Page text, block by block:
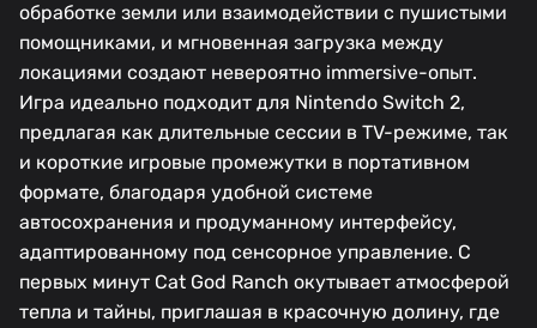
обработке земли или взаимодействии с пушистыми
помощниками, и мгновенная загрузка между
локациями создают невероятно immersive-опыт.
Игра идеально подходит для Nintendo Switch 2,
предлагая как длительные сессии в TV-режиме, так
и короткие игровые промежутки в портативном
формате, благодаря удобной системе
автосохранения и продуманному интерфейсу,
адаптированному под сенсорное управление. С
первых минут Cat God Ranch окутывает атмосферой
тепла и тайны, приглашая в красочную долину, где